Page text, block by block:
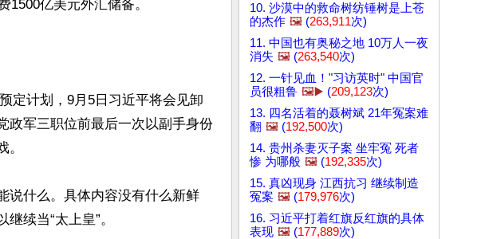
亿美元外汇储备。
定计划，9月5日习近平将会见卸
政军三职位前最后一次以副手身份
说什么。具体内容没有什么新鲜
续当“太上皇”。
10. 沙漠中的救命树纺锤树是上苍
的杰作 🖼️ (263,911次)
11. 中国也有奥秘之地 10万人一夜
消失 🖼️ (263,540次)
12. 一针见血！"习访英时" 中国官
员很粗鲁 🖼️▶️ (209,123次)
13. 四名活着的聂树斌 21年冤案难
翻 🖼️ (192,500次)
14. 贵州杀妻灭子案 坐牢冤 死者
惨 为哪般 🖼️ (192,335次)
15. 真凶现身 江西抗习 继续制造
冤案 🖼️ (179,976次)
16. 习近平打着红旗反红旗的具体
表现 🖼️ (177,889次)